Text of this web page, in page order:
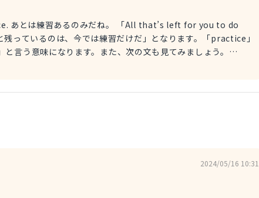
だね。 「All that’s left for you to do
っているのは、今では練習だけだ」となります。「practice」
ます。 こちらは、慣用語句になります。
その状況から「これからも頑張って練習しよう」と言う意味を
2024/05/16 10:31